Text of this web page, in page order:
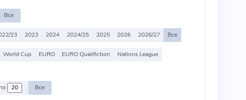
Все
23 2023 2024 2024/25 2025 2026 2026/27 Все
World Cup EURO EURO Qualifiction
Nations League
по Все